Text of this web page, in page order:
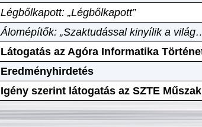
Légbőlkapott: „Légbőlkapott”
Álomépítők: „Szaktudással kinyílik a
Látogatás az Agóra Informatika
Eredményhirdetés
Igény szerint látogatás az SZTE